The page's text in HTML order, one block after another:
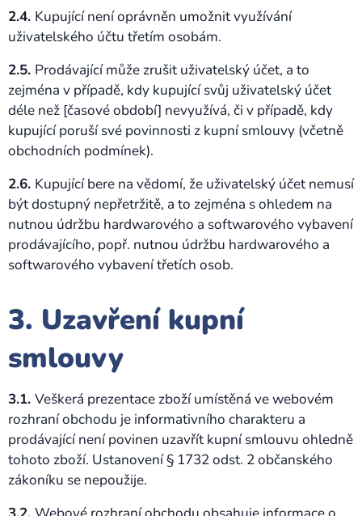
2.4. Kupující není oprávněn umožnit využívání
uživatelského účtu třetím osobám.
2.5. Prodávající může zrušit uživatelský účet, a to
zejména v případě, kdy kupující svůj uživatelský účet
déle než [časové období] nevyužívá, či v případě, kdy
kupující poruší své povinnosti z kupní smlouvy (včetně
obchodních podmínek).
2.6. Kupující bere na vědomí, že uživatelský účet nemusí
být dostupný nepřetržitě, a to zejména s ohledem na
nutnou údržbu hardwarového a softwarového vybavení
prodávajícího, popř. nutnou údržbu hardwarového a
softwarového vybavení třetích osob.
3. Uzavření kupní
smlouvy
3.1. Veškerá prezentace zboží umístěná ve webovém
rozhraní obchodu je informativního charakteru a
prodávající není povinen uzavřít kupní smlouvu ohledně
tohoto zboží. Ustanovení § 1732 odst. 2 občanského
zákoníku se nepoužije.